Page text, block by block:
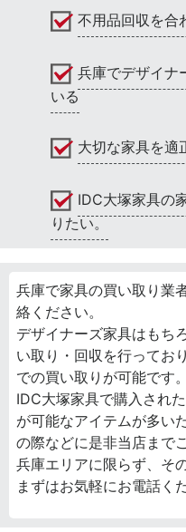
不用品回収を合
兵庫でデザイナ
いる
大切な家具を適
IDC大塚家具の
りたい。
兵庫で家具の買い取り業
絡ください。
デザイナーズ家具はもち
い取り・回収を行ってお
での買い取りが可能です。
IDC大塚家具で購入され
が可能なアイテムが多い
の際などに是非当店まで
兵庫エリアに限らず、そ
まずはお気軽にお電話く